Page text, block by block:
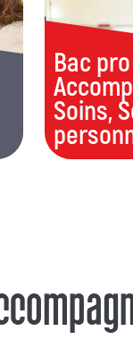
Bac pro
Soins,